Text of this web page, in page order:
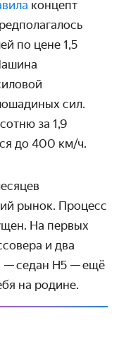
концепт
по цене 1,5
сил.
за 1,9
до 400 км/ч.
рынок. Процесс
На первых
и два
— седан H5 — ещё
на родине.